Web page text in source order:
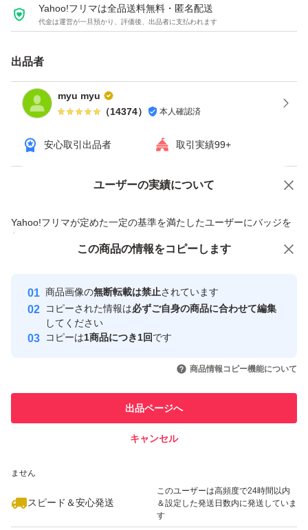
・正規品に関する質問について
出品商品は全て正規品になります。少しでも気にされる方
以上、よろしくお願い申し上げます。
Yahoo!フリマは全品送料無料・匿名配送
代金は運営が一旦預かり、評価後、出品者に支払われます
出品者
myu myu
（14374） 本人確認済
安心取引出品者 取引実績99+
ユーザーの実績について
Yahoo!フリマが定めた一定の基準を満たしたユーザーにバッジを
付与しています
安心取引出品者
心・安全なユーザーです
取引実績
引を完了させた実績があります
での取引実績があります
ません
スピード＆安心発送
このユーザーは高頻度で24時間以内
＆設定した発送日数内に発送していま
す
価格の相談 商品への質問
この商品の情報をコピーします
商品画像の無断転載は禁止されています
コピーされた情報は必ずご自身の商品に合わせて編集
してください
コピーは1商品につき1回です
商品情報コピー機能について
出品ページへ
キャンセル
この商品をみている人にオススメ